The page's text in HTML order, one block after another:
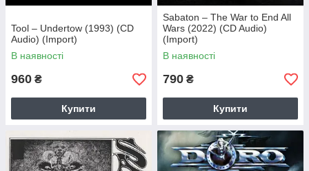
Tool – Undertow (1993) (CD
Audio) (Import)
В наявності
960 ₴
Купити
Sabaton – The War to End All
Wars (2022) (CD Audio)
(Import)
В наявності
790 ₴
Купити